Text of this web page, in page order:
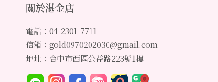
關於湛金店
電話：04-2301-7711
信箱：gold0970202030@gmail.com
地址：台中市西區公益路223號1樓